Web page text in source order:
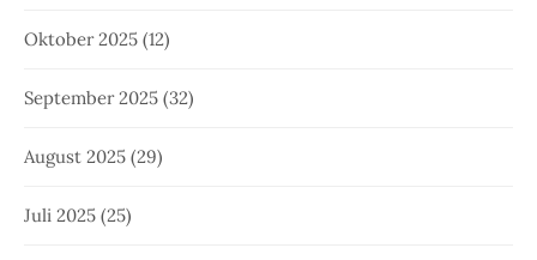
Oktober 2025 (12)
September 2025 (32)
August 2025 (29)
Juli 2025 (25)